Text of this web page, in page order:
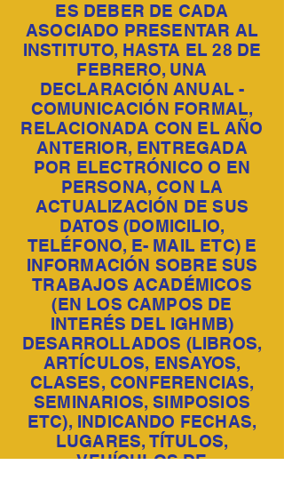
ES DEBER DE CADA
ASOCIADO PRESENTAR AL
INSTITUTO, HASTA EL 28 DE
FEBRERO, UNA
DECLARACIÓN ANUAL -
COMUNICACIÓN FORMAL,
RELACIONADA CON EL AÑO
ANTERIOR, ENTREGADA
POR ELECTRÓNICO O EN
PERSONA, CON LA
ACTUALIZACIÓN DE SUS
DATOS (DOMICILIO,
TELÉFONO, E- MAIL ETC) E
INFORMACIÓN SOBRE SUS
TRABAJOS ACADÉMICOS
(EN LOS CAMPOS DE
INTERÉS DEL IGHMB)
DESARROLLADOS (LIBROS,
ARTÍCULOS, ENSAYOS,
CLASES, CONFERENCIAS,
SEMINARIOS, SIMPOSIOS
ETC), INDICANDO FECHAS,
LUGARES, TÍTULOS,
VEHÍCULOS DE